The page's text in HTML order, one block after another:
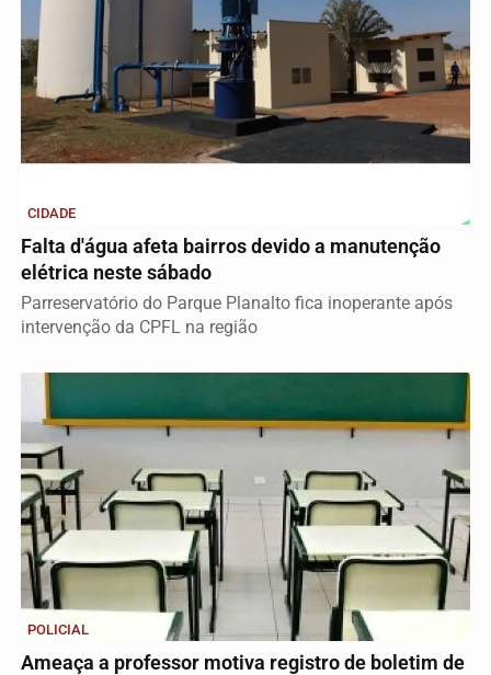
CIDADE
Falta d'água afeta bairros devido a manutenção
elétrica neste sábado
Parreservatório do Parque Planalto fica inoperante após
intervenção da CPFL na região
POLICIAL
Ameaça a professor motiva registro de boletim de